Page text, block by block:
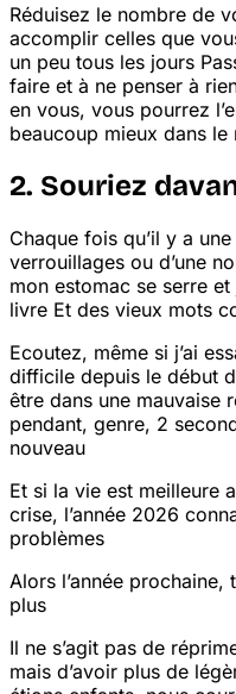
Réduisez le nombre de
accomplir celles que
un peu tous les jours
faire et à ne penser à
en vous, vous pourrez
beaucoup mieux dans
2. Souriez
Chaque fois qu’il y a
verrouillages ou d’une
mon estomac se serre
livre Et des vieux mots
Ecoutez, même si j’ai
difficile depuis le début
être dans une mauvaise
pendant, genre, 2
nouveau
Et si la vie est meilleure
crise, l’année 2026
problèmes
Alors l’année
plus
Il ne s’agit pas de
mais d’avoir plus de